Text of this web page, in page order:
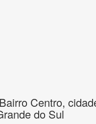
Centro,
do Sul